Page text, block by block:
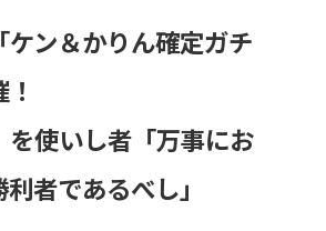
ケン＆かりん確定ガチ
を使いし者「万事にお
者であるべし」